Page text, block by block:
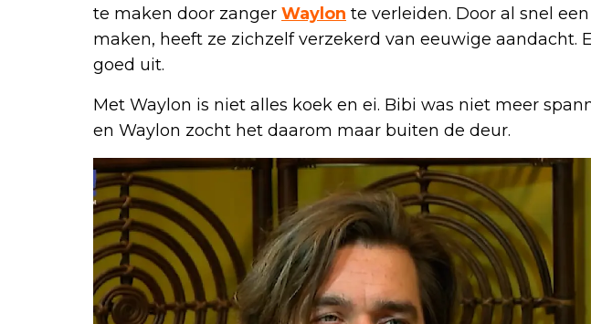
te maken door zanger Waylon te verleiden. Door al snel
maken, heeft ze zichzelf verzekerd van eeuwige aandacht.
goed uit.
Met Waylon is niet alles koek en ei. Bibi was niet meer
en Waylon zocht het daarom maar buiten de deur.